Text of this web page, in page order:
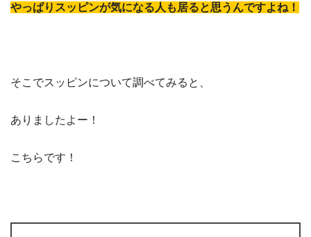
やっぱりスッピンが気になる人も居ると思うんですよね！
そこでスッピンについて調べてみると、
ありましたよー！
こちらです！